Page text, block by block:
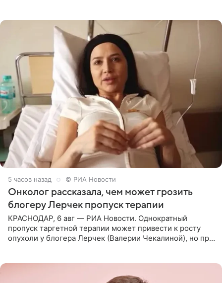
5 часов назад © РИА Новости
Онколог рассказала, чем может грозить
блогеру Лерчек пропуск терапии
КРАСНОДАР, 6 авг — РИА Новости. Однократный
пропуск таргетной терапии может привести к росту
опухоли у блогера Лерчек (Валерии Чекалиной), но при